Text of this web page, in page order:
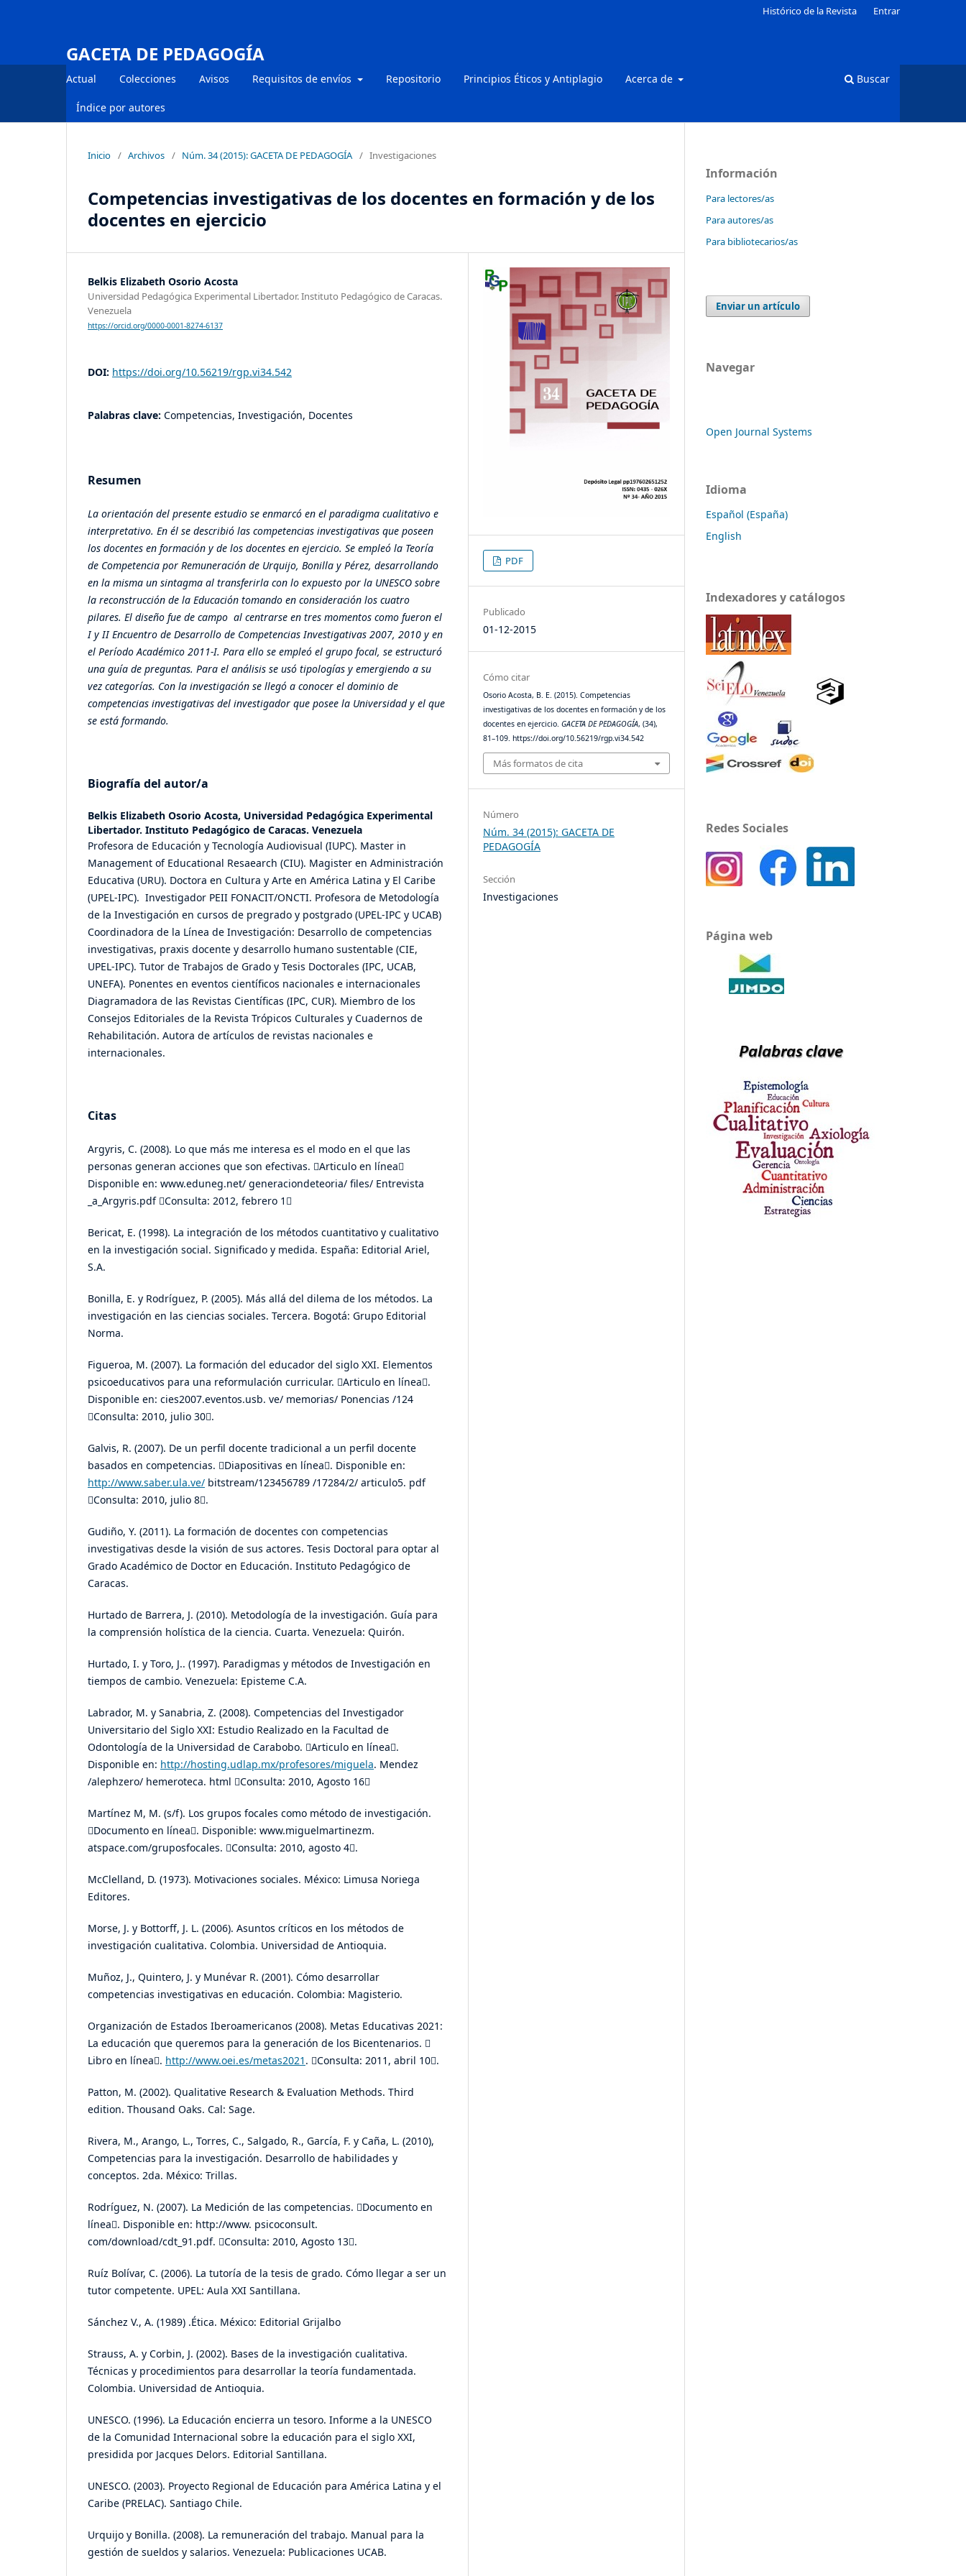
GACETA DE PEDAGOGÍA
Actual Colecciones Avisos Requisitos de envíos Repositorio Principios Éticos y Antiplagio Acerca de
Índice por autores
Buscar
Histórico de la Revista Entrar
Inicio / Archivos / Núm. 34 (2015): GACETA DE PEDAGOGÍA / Investigaciones
Competencias investigativas de los docentes en formación y de los
docentes en ejercicio
Belkis Elizabeth Osorio Acosta
Universidad Pedagógica Experimental Libertador. Instituto Pedagógico de Caracas.
Venezuela
https://orcid.org/0000-0001-8274-6137
DOI: https://doi.org/10.56219/rgp.vi34.542
Palabras clave: Competencias, Investigación, Docentes
Resumen
La orientación del presente estudio se enmarcó en el paradigma cualitativo e
interpretativo. En él se describió las competencias investigativas que poseen
los docentes en formación y de los docentes en ejercicio. Se empleó la Teoría
de Competencia por Remuneración de Urquijo, Bonilla y Pérez, desarrollando
en la misma un sintagma al transferirla con lo expuesto por la UNESCO sobre
la reconstrucción de la Educación tomando en consideración los cuatro
pilares. El diseño fue de campo al centrarse en tres momentos como fueron el
I y II Encuentro de Desarrollo de Competencias Investigativas 2007, 2010 y en
el Período Académico 2011-I. Para ello se empleó el grupo focal, se estructuró
una guía de preguntas. Para el análisis se usó tipologías y emergiendo a su
vez categorías. Con la investigación se llegó a conocer el dominio de
competencias investigativas del investigador que posee la Universidad y el que
se está formando.
Biografía del autor/a
Belkis Elizabeth Osorio Acosta, Universidad Pedagógica Experimental
Libertador. Instituto Pedagógico de Caracas. Venezuela
Profesora de Educación y Tecnología Audiovisual (IUPC). Master in
Management of Educational Resaearch (CIU). Magister en Administración
Educativa (URU). Doctora en Cultura y Arte en América Latina y El Caribe
(UPEL-IPC). Investigador PEII FONACIT/ONCTI. Profesora de Metodología
de la Investigación en cursos de pregrado y postgrado (UPEL-IPC y UCAB)
Coordinadora de la Línea de Investigación: Desarrollo de competencias
investigativas, praxis docente y desarrollo humano sustentable (CIE,
UPEL-IPC). Tutor de Trabajos de Grado y Tesis Doctorales (IPC, UCAB,
UNEFA). Ponentes en eventos científicos nacionales e internacionales
Diagramadora de las Revistas Científicas (IPC, CUR). Miembro de los
Consejos Editoriales de la Revista Trópicos Culturales y Cuadernos de
Rehabilitación. Autora de artículos de revistas nacionales e
internacionales.
Citas
Argyris, C. (2008). Lo que más me interesa es el modo en el que las
personas generan acciones que son efectivas. Articulo en línea
Disponible en: www.eduneg.net/ generaciondeteoria/ files/ Entrevista
_a_Argyris.pdf Consulta: 2012, febrero 1
Bericat, E. (1998). La integración de los métodos cuantitativo y cualitativo
en la investigación social. Significado y medida. España: Editorial Ariel,
S.A.
Bonilla, E. y Rodríguez, P. (2005). Más allá del dilema de los métodos. La
investigación en las ciencias sociales. Tercera. Bogotá: Grupo Editorial
Norma.
Figueroa, M. (2007). La formación del educador del siglo XXI. Elementos
psicoeducativos para una reformulación curricular. Articulo en línea.
Disponible en: cies2007.eventos.usb. ve/ memorias/ Ponencias /124
Consulta: 2010, julio 30.
Galvis, R. (2007). De un perfil docente tradicional a un perfil docente
basados en competencias. Diapositivas en línea. Disponible en:
http://www.saber.ula.ve/ bitstream/123456789 /17284/2/ articulo5. pdf
Consulta: 2010, julio 8.
Gudiño, Y. (2011). La formación de docentes con competencias
investigativas desde la visión de sus actores. Tesis Doctoral para optar al
Grado Académico de Doctor en Educación. Instituto Pedagógico de
Caracas.
Hurtado de Barrera, J. (2010). Metodología de la investigación. Guía para
la comprensión holística de la ciencia. Cuarta. Venezuela: Quirón.
Hurtado, I. y Toro, J.. (1997). Paradigmas y métodos de Investigación en
tiempos de cambio. Venezuela: Episteme C.A.
Labrador, M. y Sanabria, Z. (2008). Competencias del Investigador
Universitario del Siglo XXI: Estudio Realizado en la Facultad de
Odontología de la Universidad de Carabobo. Articulo en línea.
Disponible en: http://hosting.udlap.mx/profesores/miguela. Mendez
/alephzero/ hemeroteca. html Consulta: 2010, Agosto 16
Martínez M, M. (s/f). Los grupos focales como método de investigación.
Documento en línea. Disponible: www.miguelmartinezm.
atspace.com/gruposfocales. Consulta: 2010, agosto 4.
McClelland, D. (1973). Motivaciones sociales. México: Limusa Noriega
Editores.
Morse, J. y Bottorff, J. L. (2006). Asuntos críticos en los métodos de
investigación cualitativa. Colombia. Universidad de Antioquia.
Muñoz, J., Quintero, J. y Munévar R. (2001). Cómo desarrollar
competencias investigativas en educación. Colombia: Magisterio.
Organización de Estados Iberoamericanos (2008). Metas Educativas 2021:
La educación que queremos para la generación de los Bicentenarios. 
Libro en línea. http://www.oei.es/metas2021 . Consulta: 2011, abril 10.
Patton, M. (2002). Qualitative Research & Evaluation Methods. Third
edition. Thousand Oaks. Cal: Sage.
Rivera, M., Arango, L., Torres, C., Salgado, R., García, F. y Caña, L. (2010),
Competencias para la investigación. Desarrollo de habilidades y
conceptos. 2da. México: Trillas.
Rodríguez, N. (2007). La Medición de las competencias. Documento en
línea. Disponible en: http://www. psicoconsult.
com/download/cdt_91.pdf. Consulta: 2010, Agosto 13.
Ruíz Bolívar, C. (2006). La tutoría de la tesis de grado. Cómo llegar a ser un
tutor competente. UPEL: Aula XXI Santillana.
Sánchez V., A. (1989) .Ética. México: Editorial Grijalbo
Strauss, A. y Corbin, J. (2002). Bases de la investigación cualitativa.
Técnicas y procedimientos para desarrollar la teoría fundamentada.
Colombia. Universidad de Antioquia.
UNESCO. (1996). La Educación encierra un tesoro. Informe a la UNESCO
de la Comunidad Internacional sobre la educación para el siglo XXI,
presidida por Jacques Delors. Editorial Santillana.
UNESCO. (2003). Proyecto Regional de Educación para América Latina y el
Caribe (PRELAC). Santiago Chile.
Urquijo y Bonilla. (2008). La remuneración del trabajo. Manual para la
gestión de sueldos y salarios. Venezuela: Publicaciones UCAB.
PDF
Publicado
01-12-2015
Cómo citar
Osorio Acosta, B. E. (2015). Competencias
investigativas de los docentes en formación y de los
docentes en ejercicio.GACETA DE PEDAGOGÍA, (34),
81–109. https://doi.org/10.56219/rgp.vi34.542
Más formatos de cita
Número
Núm. 34 (2015): GACETA DE
PEDAGOGÍA
Sección
Investigaciones
Información
Para lectores/as
Para autores/as
Para bibliotecarios/as
Enviar un artículo
Navegar
Open Journal Systems
Idioma
Español (España)
English
Indexadores y catálogos
Redes Sociales
Página web